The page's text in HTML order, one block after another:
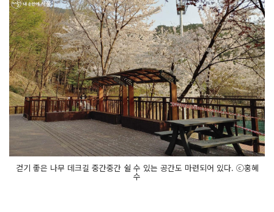
걷기 좋은 나무 데크길 중간중간 쉴 수 있는 공간도 마련되어 있다. ⓒ홍혜
수